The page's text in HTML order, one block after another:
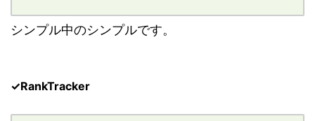
シンプル中のシンプルです。
✓RankTracker